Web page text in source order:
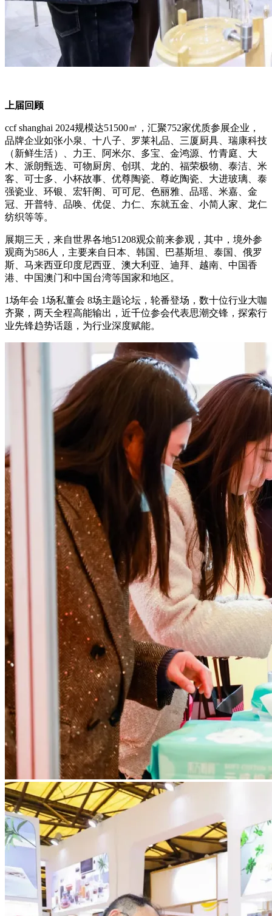
上届回顾
ccf shanghai 2024规模达51500㎡，汇聚752家优质参展企业，
品牌企业如张小泉、十八子、罗莱礼品、三厦厨具、瑞康科技
（新鲜生活）、力王、阿米尔、多宝、金鸿源、竹青庭、大
木、派朗甄选、可物厨房、创琪、龙的、福荣极物、泰洁、米
客、可士多、小杯故事、优尊陶瓷、尊屹陶瓷、大进玻璃、泰
强瓷业、环银、宏轩阁、可可尼、色丽雅、品瑶、米嘉、金
冠、开普特、品唤、优促、力仁、东就五金、小简人家、龙仁
纺织等等。
展期三天，来自世界各地51208观众前来参观，其中，境外参
观商为586人，主要来自日本、韩国、巴基斯坦、泰国、俄罗
斯、马来西亚印度尼西亚、澳大利亚、迪拜、越南、中国香
港、中国澳门和中国台湾等国家和地区。
1场年会 1场私董会 8场主题论坛，轮番登场，数十位行业大咖
齐聚，两天全程高能输出，近千位参会代表思潮交锋，探索行
业先锋趋势话题，为行业深度赋能。